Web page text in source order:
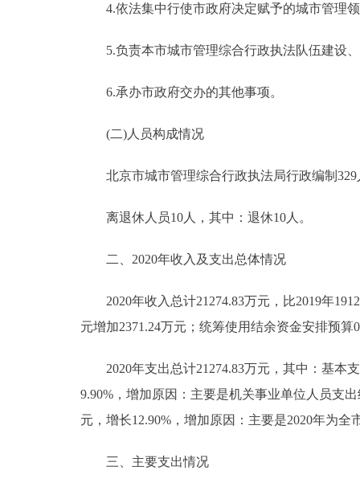
4.依法集中行使市政府决定赋予的城市管理领
5.负责本市城市管理综合行政执法队伍建设、
6.承办市政府交办的其他事项。
(二)人员构成情况
北京市城市管理综合行政执法局行政编制329
离退休人员10人，其中：退休10人。
二、2020年收入及支出总体情况
2020年收入总计21274.83万元，比2019年
元增加2371.24万元；统筹使用结余资金安排预算
2020年支出总计21274.83万元，其中：基本支
9.90%，增加原因：主要是机关事业单位人员支
元，增长12.90%，增加原因：主要是2020年为
三、主要支出情况